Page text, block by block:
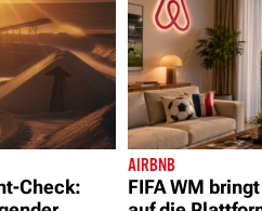
Check:
AIRBNB
FIFA WM